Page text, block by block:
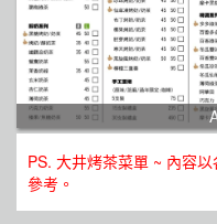
PS. 大井烤茶菜單 ~ 內容
參考。